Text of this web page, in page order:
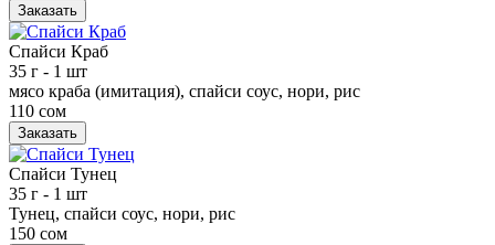
Заказать
Спайси Краб
35 г - 1 шт
мясо краба (имитация), спайси соус, нори, рис
110 сом
Заказать
Спайси Тунец
35 г - 1 шт
Тунец, спайси соус, нори, рис
150 сом